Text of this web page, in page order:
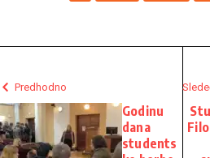
Predhodno
Godinu
dana
students